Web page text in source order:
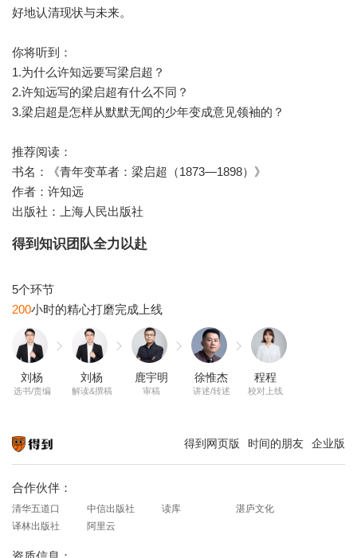
好地认清现状与未来。
你将听到：
1.为什么许知远要写梁启超？
2.许知远写的梁启超有什么不同？
3.梁启超是怎样从默默无闻的少年变成意见领袖的？
推荐阅读：
书名：《青年变革者：梁启超（1873—1898）》
作者：许知远
出版社：上海人民出版社
得到知识团队全力以赴
200
刘杨
选书/责编
刘杨
解读&撰稿
鹿宇明
审稿
徐惟杰
讲述/转述
程程
校对上线
得到网页版 时间的朋友 企业版
合作伙伴：
清华五道口 中信出版社 读库
湛庐文化
译林出版社
阿里云